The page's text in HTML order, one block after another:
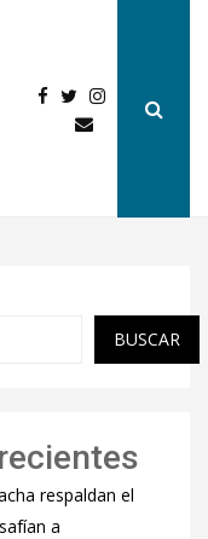
BUSCAR
respaldan el
a